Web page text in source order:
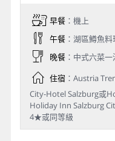
早餐：機上
午餐：湖區鱒魚料
晚餐：中式六菜一
住宿：Austria
City-Hotel Salzburg或
Holiday Inn Salzburg
4★或同等級